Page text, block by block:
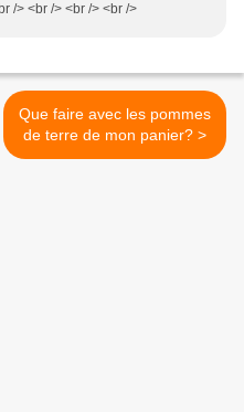
/> <br /> <br /> <br />
Que faire avec les pommes
de terre de mon panier? >